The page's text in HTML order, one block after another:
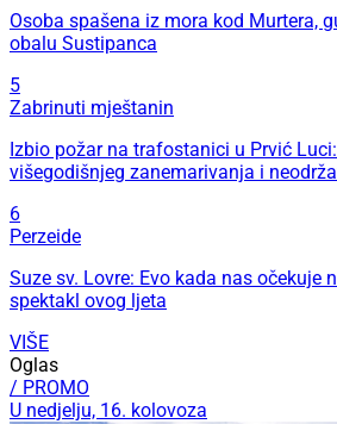
Osoba spašena iz mora kod Murtera,
obalu Sustipanca
5
Zabrinuti mještanin
Izbio požar na trafostanici u Prvić
višegodišnjeg zanemarivanja i
6
Perzeide
Suze sv. Lovre: Evo kada nas očekuje
spektakl ovog ljeta
VIŠE
Oglas
/ PROMO
U nedjelju, 16. kolovoza